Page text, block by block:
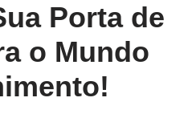
Porta de
o Mundo